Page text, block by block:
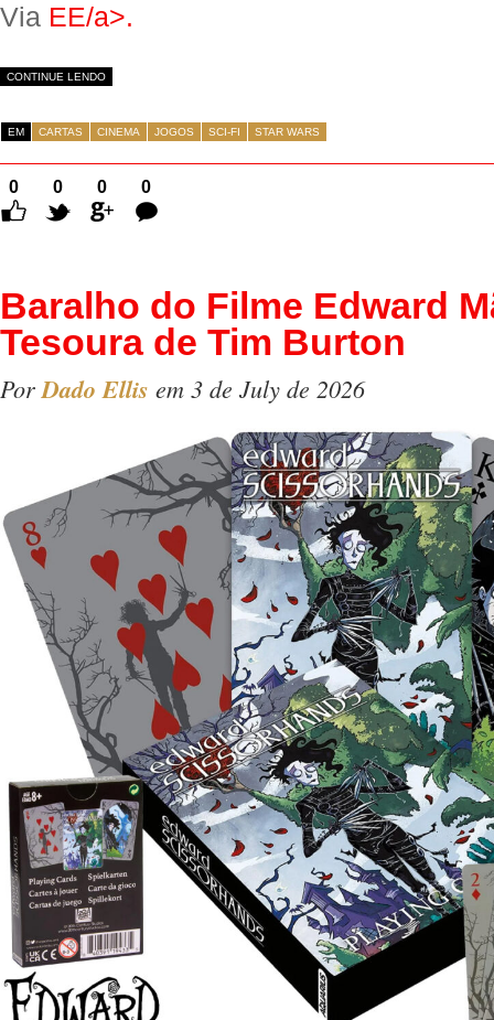
Via EE/a>.
CONTINUE LENDO
EM CARTAS CINEMA JOGOS SCI-FI STAR WARS
0 0 0
0
Comentários
Baralho do Filme Edward
Tesoura de Tim Burton
PorDado Ellis em 3 de July de 2026